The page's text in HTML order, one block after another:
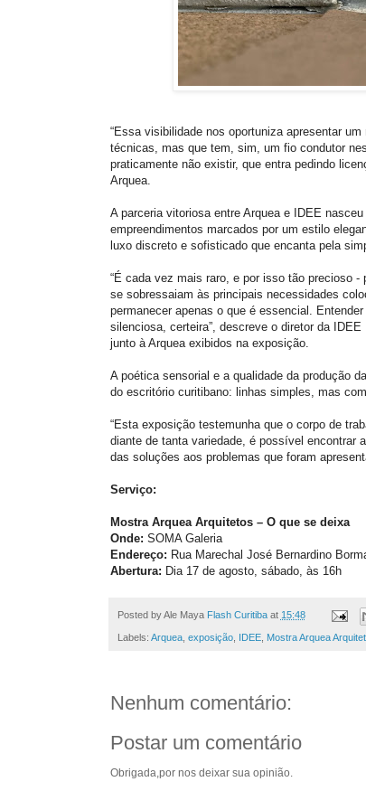
“Essa visibilidade nos oportuniza apresentar
técnicas, mas que tem, sim, um fio condutor
praticamente não existir, que entra pedindo
Arquea.
A parceria vitoriosa entre Arquea e IDEE
empreendimentos marcados por um estilo
luxo discreto e sofisticado que encanta pela
“É cada vez mais raro, e por isso tão precioso
se sobressaiam às principais necessidades
permanecer apenas o que é essencial.
silenciosa, certeira”, descreve o diretor da
junto à Arquea exibidos na exposição.
A poética sensorial e a qualidade da produção
do escritório curitibano: linhas simples, mas
“Esta exposição testemunha que o corpo de
diante de tanta variedade, é possível encontrar
das soluções aos problemas que foram
Serviço:
Mostra Arquea Arquitetos – O que se deixa
Onde: SOMA Galeria
Endereço: Rua Marechal José Bernardino
Abertura: Dia 17 de agosto, sábado, às 16h
Posted by Ale Maya Flash Curitiba at 15:48
Labels: Arquea, exposição, IDEE, Mostra Arquea
Nenhum comentário:
Postar um comentário
Obrigada,por nos deixar sua opinião.